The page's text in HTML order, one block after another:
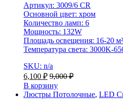
Артикул: 3009/6 CR
Основной цвет: хром
Количество ламп: 6
Мощность: 132W
Площадь освещения: 16-20 м²
Температура света: 3000K-
SKU: n/a
6,100 ₽ 9,000₽
В корзину
Люстры Потолочные, LED